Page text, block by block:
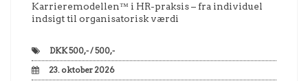
Karrieremodellen™ i HR-praksis – fra individuel
indsigt til organisatorisk værdi
DKK500,- / 500,-
23. oktober 2026